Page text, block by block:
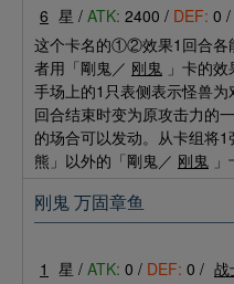
6 星 / ATK: 2400 / DEF: 0 /
这个卡名的①②效果1回合各
者用「剛鬼／ 刚鬼 」卡的
手场上的1只表侧表示怪兽
回合结束时变为原攻击力的
的场合可以发动。从卡组将
熊」以外的「剛鬼／ 刚鬼
刚鬼 万固章鱼
1 星 / ATK: 0 / DEF: 0 / 战